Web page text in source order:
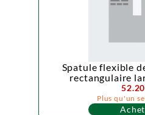
Spatule flexible
rectangulaire
Plus qu'un